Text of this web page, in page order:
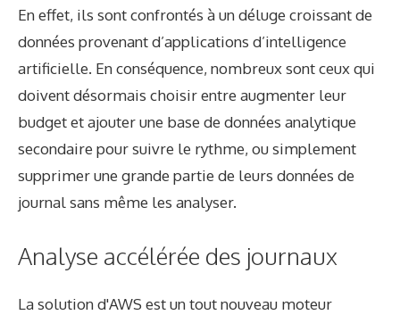
En effet, ils sont confrontés à un déluge croissant de
données provenant d’applications d’intelligence
artificielle. En conséquence, nombreux sont ceux qui
doivent désormais choisir entre augmenter leur
budget et ajouter une base de données analytique
secondaire pour suivre le rythme, ou simplement
supprimer une grande partie de leurs données de
journal sans même les analyser.
Analyse accélérée des journaux
La solution d'AWS est un tout nouveau moteur